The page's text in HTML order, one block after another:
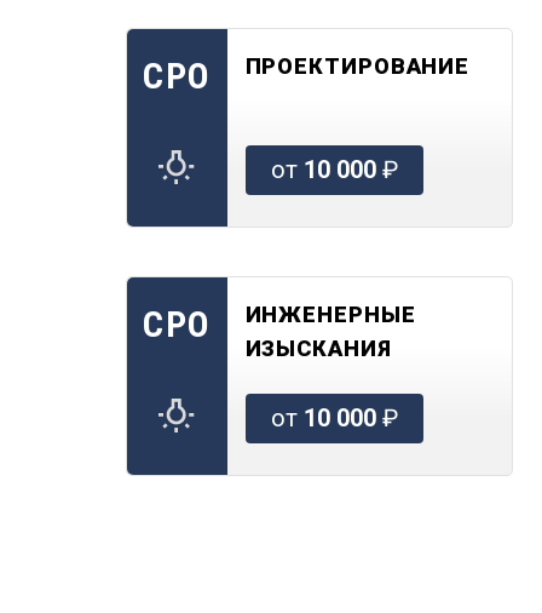
СРО ПРОЕКТИРОВАНИЕ
от 10 000₽
СРО
ИНЖЕНЕРНЫЕ
ИЗЫСКАНИЯ
от 10 000₽